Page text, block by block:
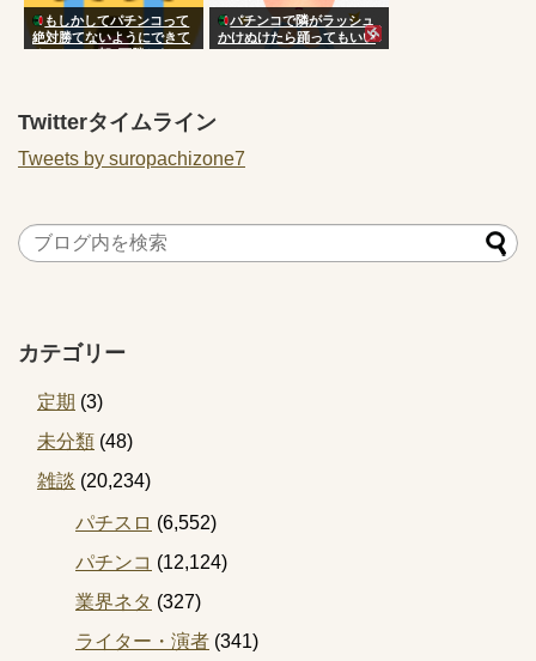
もしかしてパチンコって
絶対勝てないようにできて
るのか…？朝3万勝ちだっ
パチンコで隣がラッシュ
かけぬけたら踊ってもいい
の？
Twitterタイムライン
Tweets by suropachizone7
カテゴリー
定期 (3)
未分類 (48)
雑談 (20,234)
パチスロ (6,552)
パチンコ (12,124)
業界ネタ (327)
ライター・演者 (341)